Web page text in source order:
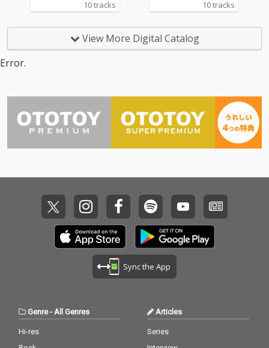
10 tracks 10 tracks
View More Digital Catalog
Error.
Sync the App
Genre- All Genres
Hi-res
Articles
Series